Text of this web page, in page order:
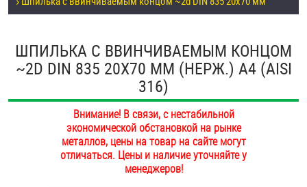
СКИДКИ
ОПТ
ПОКУПАТЕЛЯМ
ОПЛАТА И ДОСТАВКА
НАШИ МАГАЗИНЫ
Анкеры
Антивандальный крепёж, инструмент
ШПИЛЬКА C ВВИНЧИВАЕМЫМ КОНЦОМ
~2D DIN 835 20Х70 ММ (НЕРЖ.) A4 (AISI
316)
Внимание! В связи, с нестабильной
экономической обстановкой на рынке
металлов, цены на товар на сайте могут
отличаться. Цены и наличие уточняйте у
менеджеров!